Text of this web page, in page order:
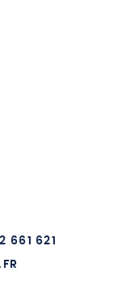
661 621